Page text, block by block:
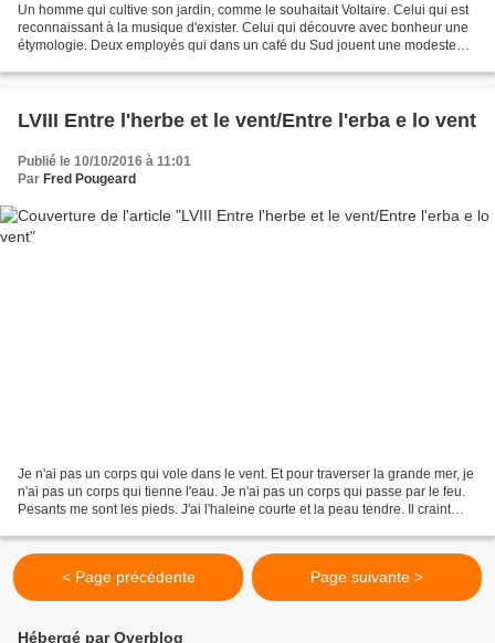
Un homme qui cultive son jardin, comme le souhaitait Voltaire. Celui qui est
reconnaissant à la musique d'exister. Celui qui découvre avec bonheur une
étymologie. Deux employés qui dans un café du Sud jouent une modeste
LVIII Entre l'herbe et le vent/Entre l'erba e lo vent
Publié le 10/10/2016 à 11:01
Par Fred Pougeard
Je n'ai pas un corps qui vole dans le vent. Et pour traverser la grande mer, je
n'ai pas un corps qui tienne l'eau. Je n'ai pas un corps qui passe par le feu.
Pesants me sont les pieds. J'ai l'haleine courte et la peau tendre. Il craint
< Page précédente Page suivante >
Hébergé par Overblog